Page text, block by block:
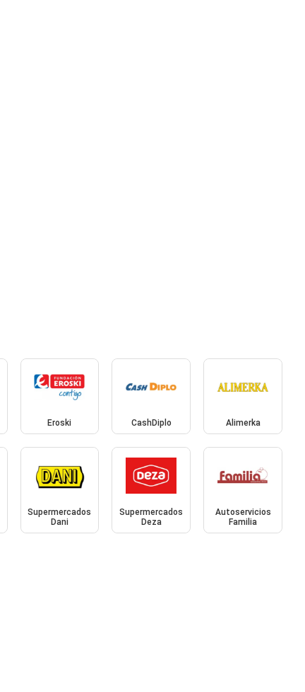
Eroski CashDiplo Alimerka
Supermercados
Dani
Supermercados
Deza
Autoservicios
Familia